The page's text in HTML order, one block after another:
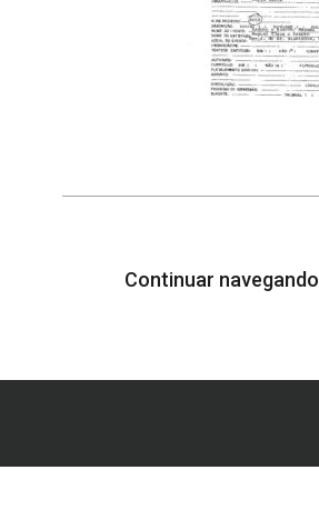
Continuar navegando